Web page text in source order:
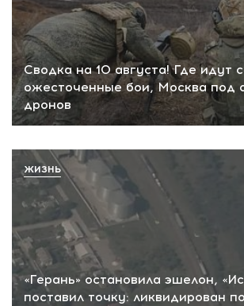
Сводка на 10 августа! Где идут
ожесточенные бои, Москва под
дронов
«Герань» остановила эшелон,
поставил точку: ликвидирован
ЖИЗНЬ